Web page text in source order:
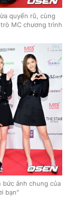
quyến rũ, cùng
MC chương trình
bức ảnh chung của
bạn"